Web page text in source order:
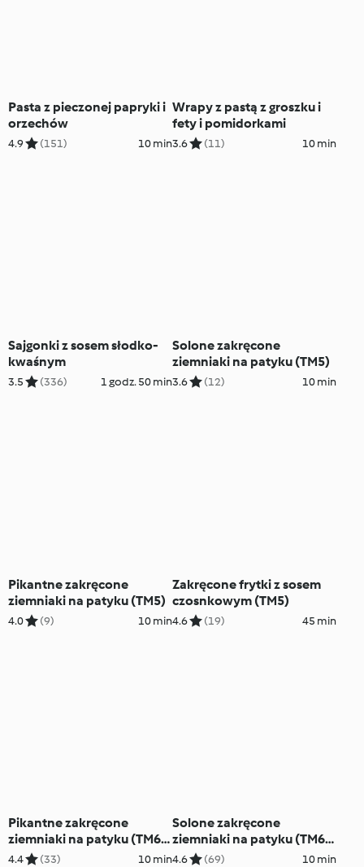
Pasta z pieczonej papryki i
orzechów
4.9 (151) 10 min
Wrapy z pastą z groszku i
fety i pomidorkami
3.6 (11) 10 min
Sajgonki z sosem słodko-
kwaśnym
3.5 (336) 1 godz. 50 min
Solone zakręcone
ziemniaki na patyku (TM5)
3.6 (12) 10 min
Pikantne zakręcone
ziemniaki na patyku (TM5)
4.0 (9) 10 min
Zakręcone frytki z sosem
czosnkowym (TM5)
4.6 (19) 45 min
Pikantne zakręcone
ziemniaki na patyku (TM6,
TM7)
4.4 (33) 10 min
Solone zakręcone
ziemniaki na patyku (TM6,
TM7)
4.6 (69) 10 min